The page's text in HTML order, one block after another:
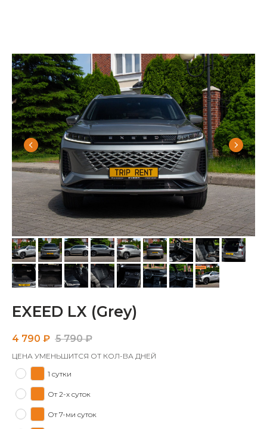
EXEED LX (Grey)
4 790 ₽ 5 790 ₽
ЦЕНА УМЕНЬШИТСЯ ОТ КОЛ-ВА ДНЕЙ
1 сутки
От 2-х суток
От 7-ми суток